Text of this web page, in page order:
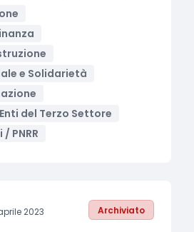
e Solidarietà
del Terzo Settore
PNRR
2023 Archiviato